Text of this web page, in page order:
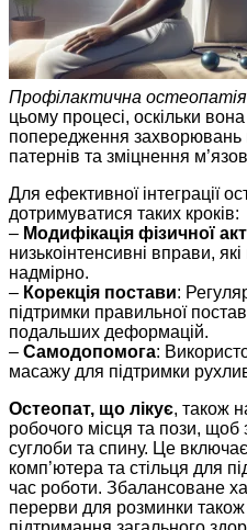
Профілактична остеопатія
цьому процесі, оскільки
попередження захворювань
патернів та зміцнення
Для ефективної інтеграції
дотримуватися таких кроків:
– Модифікація фізичної
низькоінтенсивні вправи,
надмірно.
– Корекція постави:
підтримки правильної
подальших деформацій.
– Самодопомога:
масажу для підтримки
Остеопат, що лікує, також
робочого місця та пози,
суглоби та спину. Це
комп’ютера та стільця для
час роботи. Збалансоване
перерви для розминки